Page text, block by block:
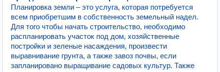
Планировка земли – это услуга, которая потребуется
всем приобретшим в собственность земельный надел.
Для того чтобы начать строительство, необходимо
распланировать участок под дом, хозяйственные
постройки и зеленые насаждения, произвести
выравнивание грунта, а также завоз почвы, если
запланировано выращивание садовых культур. Также